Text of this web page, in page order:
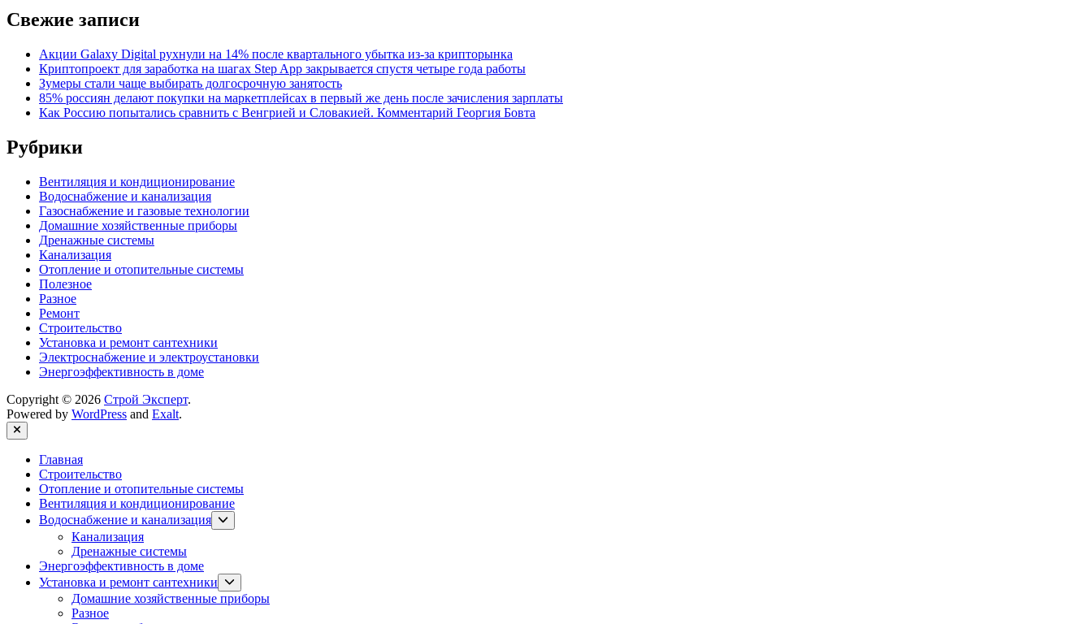
Свежие записи
Акции Galaxy Digital рухнули на 14% после квартального убытка из-за крипторынка
Криптопроект для заработка на шагах Step App закрывается спустя четыре года работы
Зумеры стали чаще выбирать долгосрочную занятость
85% россиян делают покупки на маркетплейсах в первый же день после зачисления зарплаты
Как Россию попытались сравнить с Венгрией и Словакией. Комментарий Георгия Бовта
Рубрики
Вентиляция и кондиционирование
Водоснабжение и канализация
Газоснабжение и газовые технологии
Домашние хозяйственные приборы
Дренажные системы
Канализация
Отопление и отопительные системы
Полезное
Разное
Ремонт
Строительство
Установка и ремонт сантехники
Электроснабжение и электроустановки
Энергоэффективность в доме
Copyright © 2026 Строй Эксперт.
Powered by WordPress and Exalt.
Close
Главная
Строительство
Отопление и отопительные системы
Вентиляция и кондиционирование
Водоснабжение и канализация
Show
sub
Канализация
Дренажные системы
Энергоэффективность в доме
Установка и ремонт сантехники
sub
menu
Домашние хозяйственные приборы
Разное